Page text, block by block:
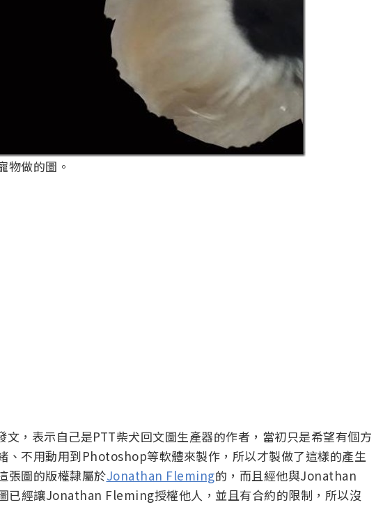
物做的圖。
文，表示自己是PTT柴犬回文圖生產器的作者，當初只是希望有個方
、不用動用到Photoshop等軟體來製作，所以才製做了這樣的產生
張圖的版權隸屬於Jonathan Fleming的，而且經他與Jonathan
已經讓Jonathan Fleming授權他人，並且有合約的限制，所以沒